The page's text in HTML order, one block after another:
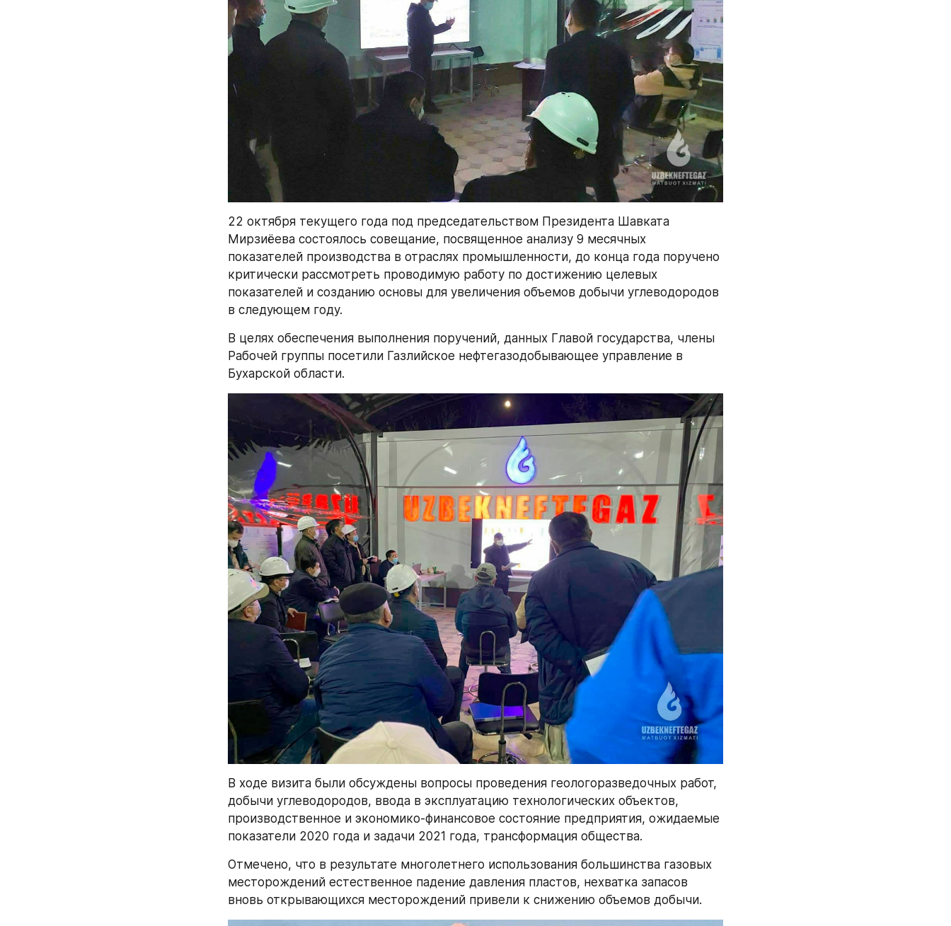
22 октября текущего года под председательством Президента Шавката
Мирзиёева состоялось совещание, посвященное анализу 9 месячных
показателей производства в отраслях промышленности, до конца года поручено
критически рассмотреть проводимую работу по достижению целевых
показателей и созданию основы для увеличения объемов добычи углеводородов
в следующем году.
В целях обеспечения выполнения поручений, данных Главой государства, члены
Рабочей группы посетили Газлийское нефтегазодобывающее управление в
Бухарской области.
В ходе визита были обсуждены вопросы проведения геологоразведочных работ,
добычи углеводородов, ввода в эксплуатацию технологических объектов,
производственное и экономико-финансовое состояние предприятия, ожидаемые
показатели 2020 года и задачи 2021 года, трансформация общества.
Отмечено, что в результате многолетнего использования большинства газовых
месторождений естественное падение давления пластов, нехватка запасов
вновь открывающихся месторождений привели к снижению объемов добычи.